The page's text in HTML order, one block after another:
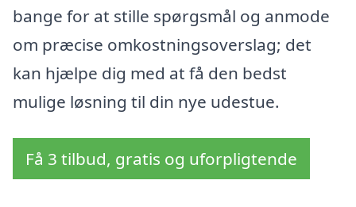
bange for at stille spørgsmål og anmode
om præcise omkostningsoverslag; det
kan hjælpe dig med at få den bedst
mulige løsning til din nye udestue.
Få 3 tilbud, gratis og uforpligtende